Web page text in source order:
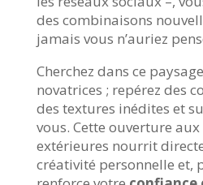
des combinaisons
jamais vous n’auriez
Cherchez dans ce
novatrices ; repérez des
des textures inédites et
vous. Cette ouverture
extérieures nourrit
créativité personnelle et,